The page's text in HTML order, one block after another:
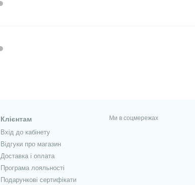
Клієнтам
Вхід до кабінету
Відгуки про магазин
Доставка і оплата
Програма лояльності
Подарункові сертифікати
Ми в соцмережах